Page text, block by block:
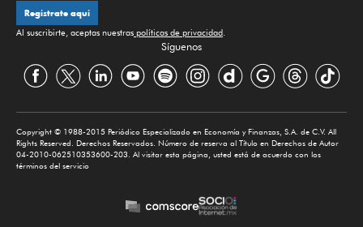
Regístrate aquí
Al suscribirte, aceptas nuestras políticas de privacidad.
Síguenos
Copyright © 1988-2015 Periódico Especializado en Economía y Finanzas, S.A. de C.V. All
Rights Reserved. Derechos Reservados. Número de reserva al Título en Derechos de Autor
04-2010-062510353600-203. Al visitar esta página, usted está de acuerdo con los
términos del servicio